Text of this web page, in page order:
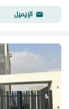
الإيميل